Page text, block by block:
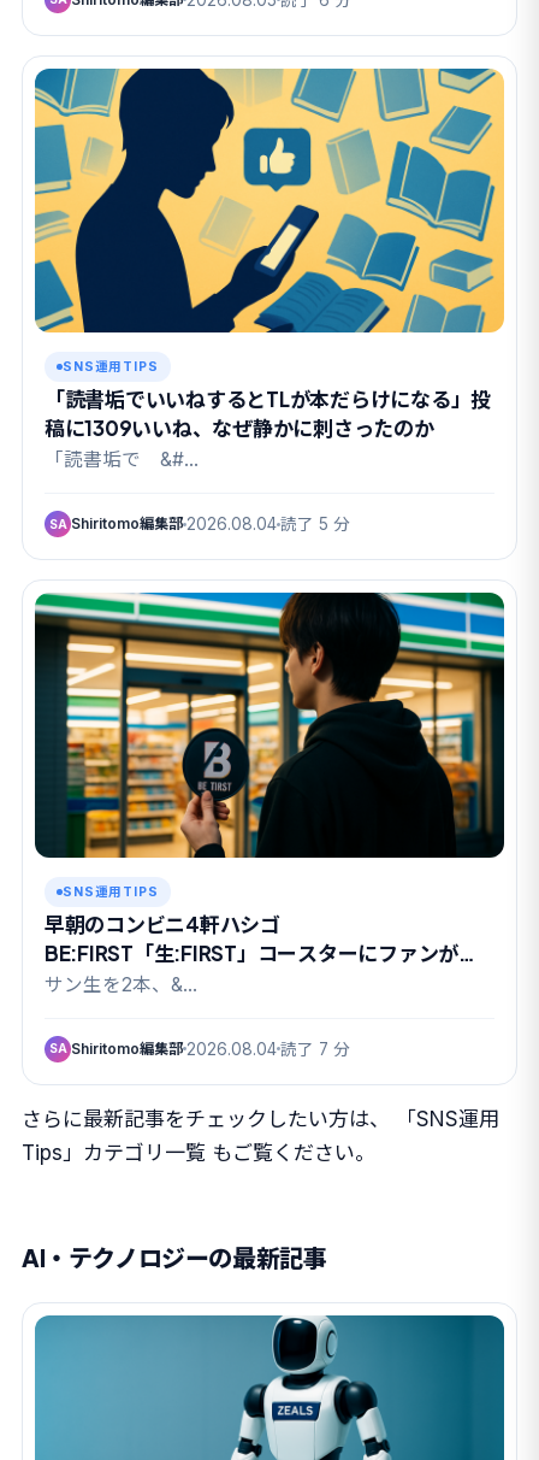
SNS運用TIPS
「読書垢でいいねするとTLが本だらけになる」投
稿に1309いいね、なぜ静かに刺さったのか
「読書垢で &#…
SA Shiritomo編集部 2026.08.04読了 5 分
SNS運用TIPS
早朝のコンビニ4軒ハシゴ
BE:FIRST「生:FIRST」コースターにファンが殺
到したワケ
サン生を2本、&…
SA Shiritomo編集部 2026.08.04読了 7 分
さらに最新記事をチェックしたい方は、
「SNS運用
Tips」カテゴリ一覧 もご覧ください。
AI・テクノロジーの最新記事